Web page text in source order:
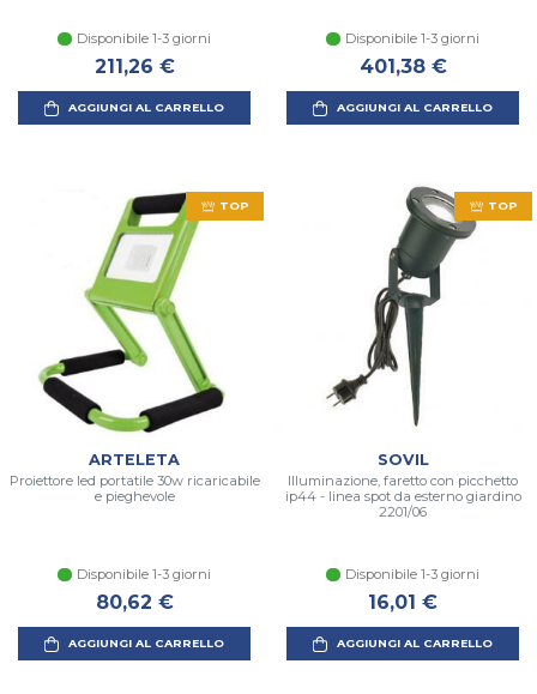
Disponibile 1-3 giorni
211,26 €
AGGIUNGI AL CARRELLO
Disponibile 1-3 giorni
401,38 €
AGGIUNGI AL CARRELLO
TOP
ARTELETA
Proiettore led portatile 30w ricaricabile
e pieghevole
Disponibile 1-3 giorni
80,62 €
AGGIUNGI AL CARRELLO
TOP
SOVIL
Illuminazione, faretto con picchetto
ip44 - linea spot da esterno giardino
2201/06
Disponibile 1-3 giorni
16,01 €
AGGIUNGI AL CARRELLO